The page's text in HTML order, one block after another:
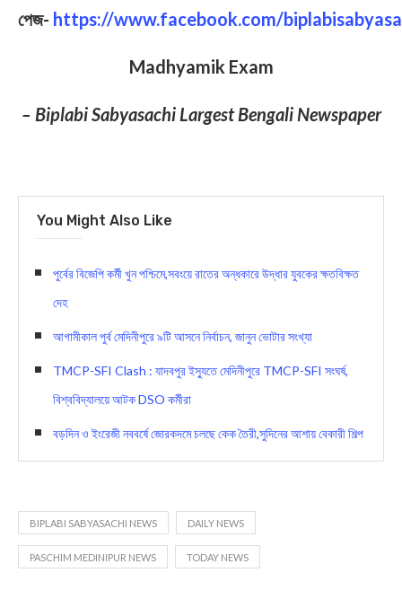
পেজ- https://www.facebook.com/
Madhyamik Exam
– Biplabi Sabyasachi Largest Bengali Newspaper
You Might Also Like
পুর্বের বিজেপি কর্মী খুন পশ্চিমে,সবংয়ে রাতের অন্ধকারে উদ্ধার যুবকের ক্ষতবিক্ষত
দেহ
আগামীকাল পুর্ব মেদিনীপুরে ৯টি আসনে নির্বাচন, জানুন ভোটার সংখ্যা
TMCP-SFI Clash : যাদবপুর ইস্যুতে মেদিনীপুরে TMCP-SFI সংঘর্ষ,
বিশ্ববিদ্যালয়ে আটক DSO কর্মীরা
বড়দিন ও ইংরেজী নববর্ষে জোরকদমে চলছে কেক তৈরী,সুদিনের আশায় বেকারী শিল্প
BIPLABI SABYASACHI NEWS DAILY NEWS
PASCHIM MEDINIPUR NEWS TODAY NEWS